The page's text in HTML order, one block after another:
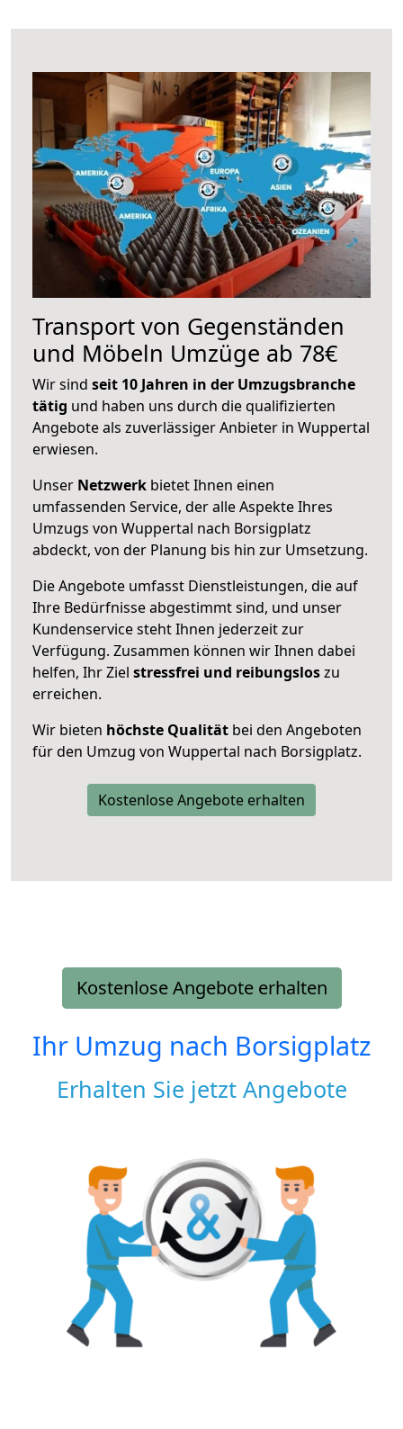
Transport von Gegenständen
und Möbeln Umzüge ab 78€
Wir sind seit 10 Jahren in der Umzugsbranche
tätig und haben uns durch die qualifizierten
Angebote als zuverlässiger Anbieter in Wuppertal
erwiesen.
Unser Netzwerk bietet Ihnen einen
umfassenden Service, der alle Aspekte Ihres
Umzugs von Wuppertal nach Borsigplatz
abdeckt, von der Planung bis hin zur Umsetzung.
Die Angebote umfasst Dienstleistungen, die auf
Ihre Bedürfnisse abgestimmt sind, und unser
Kundenservice steht Ihnen jederzeit zur
Verfügung. Zusammen können wir Ihnen dabei
helfen, Ihr Ziel stressfrei und reibungsloszu
erreichen.
Wir bieten höchste Qualität bei den Angeboten
für den Umzug von Wuppertal nach Borsigplatz.
Kostenlose Angebote erhalten
Kostenlose Angebote erhalten
Ihr Umzug nach Borsigplatz
Erhalten Sie jetzt Angebote